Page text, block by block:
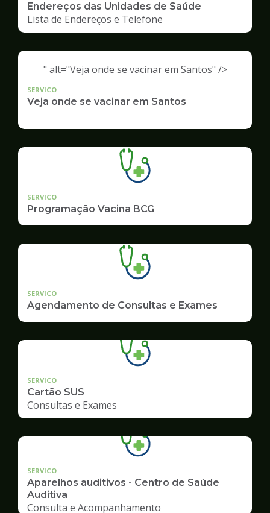
Endereços das Unidades de Saúde
Lista de Endereços e Telefone
" alt="Veja onde se vacinar em Santos" />
SERVICO
Veja onde se vacinar em Santos
SERVICO
Programação Vacina BCG
SERVICO
Agendamento de Consultas e Exames
SERVICO
Cartão SUS
Consultas e Exames
SERVICO
Aparelhos auditivos - Centro de Saúde
Auditiva
Consulta e Acompanhamento